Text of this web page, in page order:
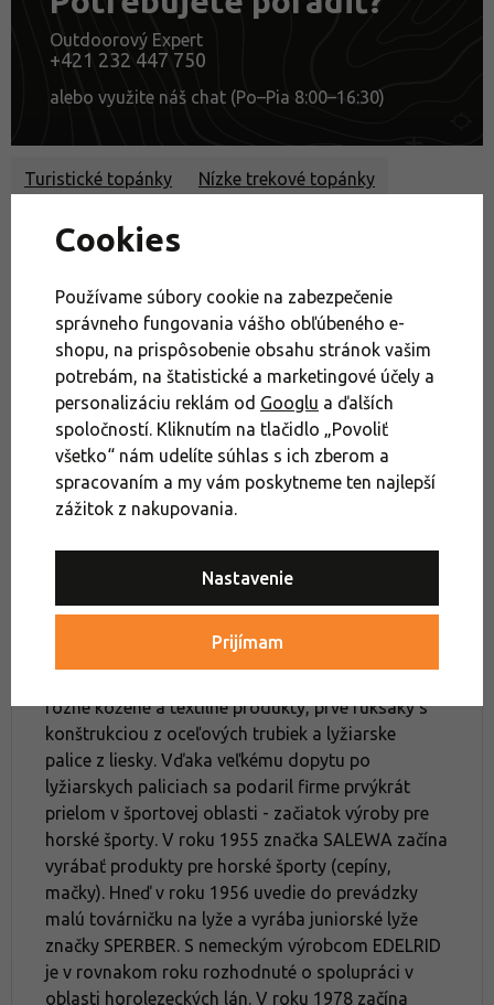
Outdoorový Expert
+421 232 447 750
alebo využite náš chat (Po–Pia 8:00–16:30)
Turistické topánky Nízke trekové topánky
Pánske outdoorové topánky a športová obuv
Nízke pánske trekové topánky Akcie
Obuv na turistiku a cestovanie Výpredaj
Výpredaj obuv Salewa Obuv
Salewa
V roku 1935 založil firmu SALEWA v Mníchove
Josef Liebhart. Začínal s výrobou koženého tovaru
Slovo SALEWA pozostáva zo
rôzne kožené a textilné produkty, prvé ruksaky s
konštrukciou z oceľových trubiek a lyžiarske
palice z liesky. Vďaka veľkému dopytu po
lyžiarskych paliciach sa podaril firme prvýkrát
prielom v športovej oblasti - začiatok výroby pre
horské športy. V roku 1955 značka SALEWA začína
vyrábať produkty pre horské športy (cepíny,
mačky). Hneď v roku 1956 uvedie do prevádzky
malú továrničku na lyže a vyrába juniorské lyže
značky SPERBER. S nemeckým výrobcom EDELRID
je v rovnakom roku rozhodnuté o spolupráci v
oblasti horolezeckých lán. V roku 1978 začína
Cookies
Používame súbory cookie na zabezpečenie
správneho fungovania vášho obľúbeného e-
shopu, na prispôsobenie obsahu stránok vašim
potrebám, na štatistické a marketingové účely a
personalizáciu reklám od Googlu a ďalších
spoločností. Kliknutím na tlačidlo „Povoliť
všetko“ nám udelíte súhlas s ich zberom a
spracovaním a my vám poskytneme ten najlepší
zážitok z nakupovania.
Nastavenie
Prijímam